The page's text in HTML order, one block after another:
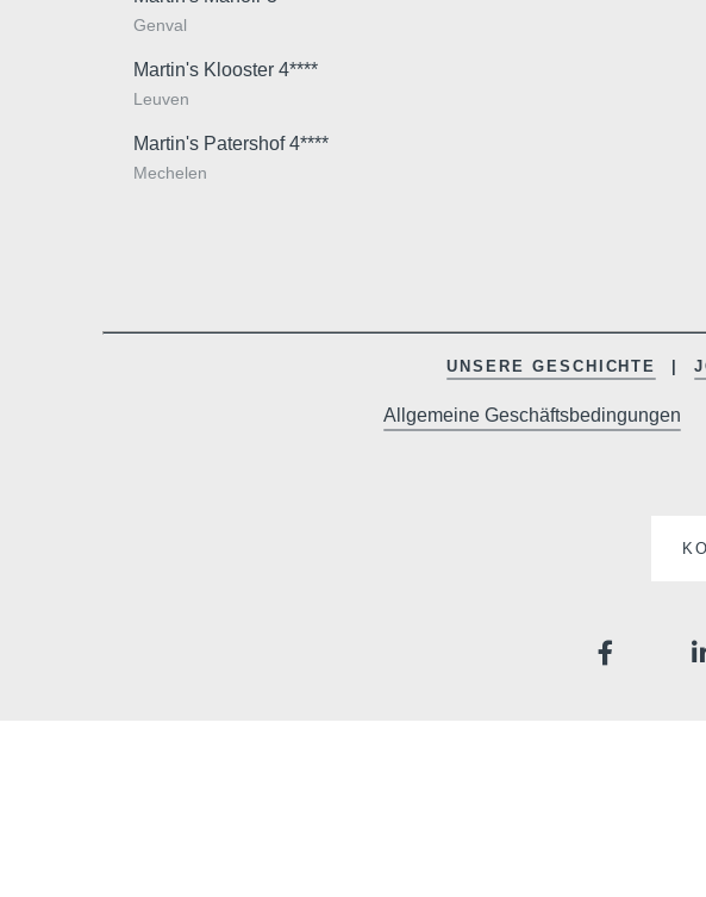
Genval
Martin's Klooster 4****
Leuven
Martin's Patershof 4****
Mechelen
UNSERE GESCHICHTE
Allgemeine Geschäftsbedingungen